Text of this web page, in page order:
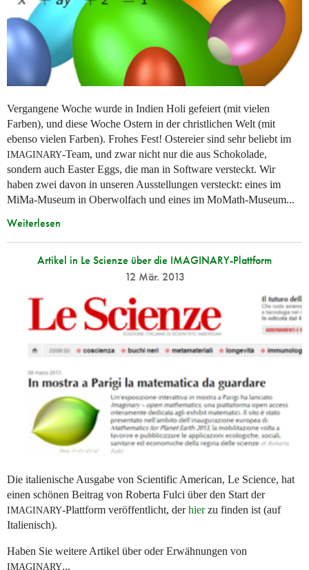
Vergangene Woche wurde in Indien Holi gefeiert (mit vielen
Farben), und diese Woche Ostern in der christlichen Welt (mit
ebenso vielen Farben). Frohes Fest! Ostereier sind sehr beliebt im
IMAGINARY-Team, und zwar nicht nur die aus Schokolade,
sondern auch Easter Eggs, die man in Software versteckt. Wir
haben zwei davon in unseren Ausstellungen versteckt: eines im
MiMa-Museum in Oberwolfach und eines im MoMath-Museum...
Weiterlesen
Artikel in Le Scienze über die IMAGINARY-Plattform
12 Mär. 2013
Die italienische Ausgabe von Scientific American, Le Science, hat
einen schönen Beitrag von Roberta Fulci über den Start der
IMAGINARY-Plattform veröffentlicht, derhierzu finden ist (auf
Italienisch).
Haben Sie weitere Artikel über oder Erwähnungen von
IMAGINARY...